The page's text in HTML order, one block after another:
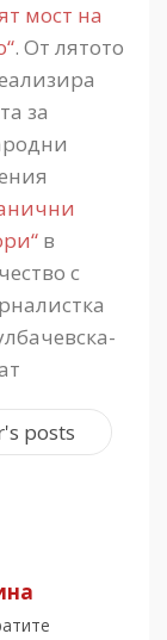
мост на
. От лятото
за
в
с
posts